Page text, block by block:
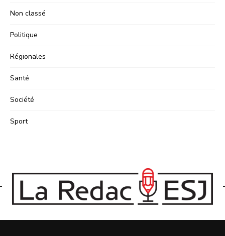
Non classé
Politique
Régionales
Santé
Société
Sport